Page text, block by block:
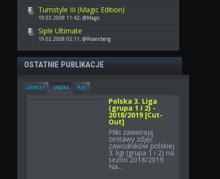
Turnstyle III (Magic Edition)
19.03.2008 11:42, @Magic
Siple Ultimate
19.02.2008 02:11, @Rosenberg
OSTATNIE PUBLIKACJE
ARTYKUŁY GRAFIKA PLIKI
Polska 3. Liga
(grupa 1 i 2) -
2018/2019 [Cut-
Out]
Pliki zawierają
zestawy zdjęć
zawodników polskiej
3. ligi (grupa 1 i 2) na
sezon 2018/2019.
Na...